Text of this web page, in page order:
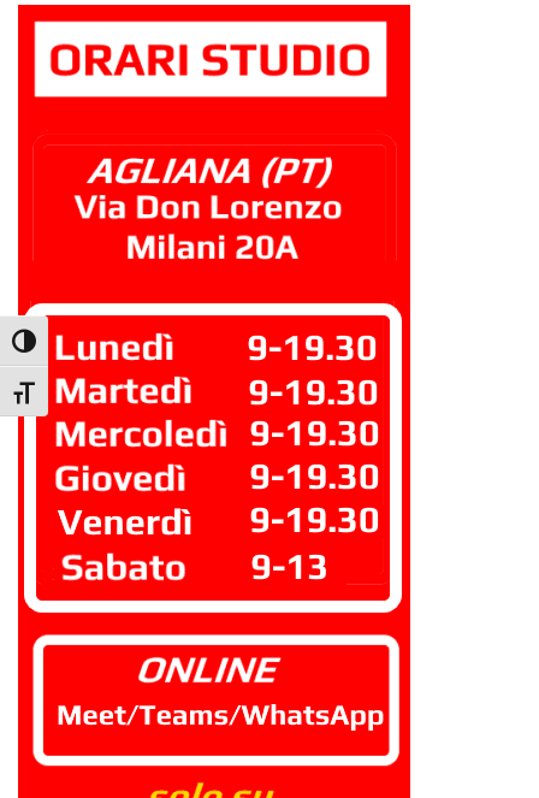
Attiva/disattiva alto contrasto
Attiva/disattiva dimensione testo